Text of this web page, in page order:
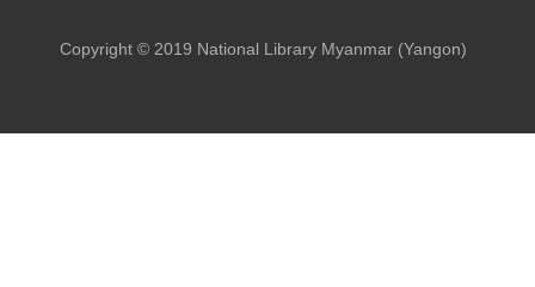
Copyright © 2019 National Library Myanmar (Yangon)